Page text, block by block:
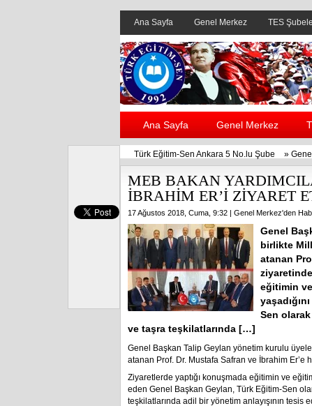
Ana Sayfa Genel Merkez TES
Ana Sayfa Genel Merkez
Türk Eğitim-Sen Ankara 5 No.lu Şube »
MEB BAKAN
İBRAHİM ER’İ ZİYARET
17 Ağustos 2018, Cuma, 9:32 | Genel Merkez'den
Genel
birlikte
atanan
eğitimin
Sen
ve taşra teşkilatlarında […]
Genel Başkan Talip Geylan yönetim kurulu
atanan Prof. Dr. Mustafa Safran ve İbrahim Er’e
Ziyaretlerde yaptığı konuşmada eğitimin ve
eden Genel Başkan Geylan, Türk Eğitim-Sen
teşkilatlarında adil bir yönetim anlayışının